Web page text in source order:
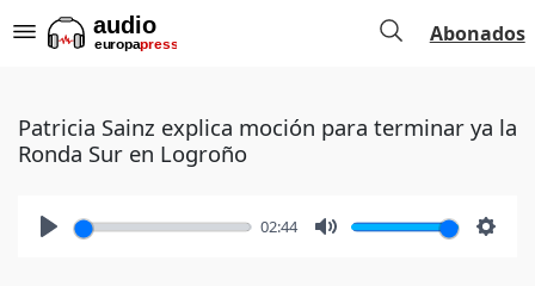
Abonados
Patricia Sainz explica moción para terminar ya la
Ronda Sur en Logroño
02:44